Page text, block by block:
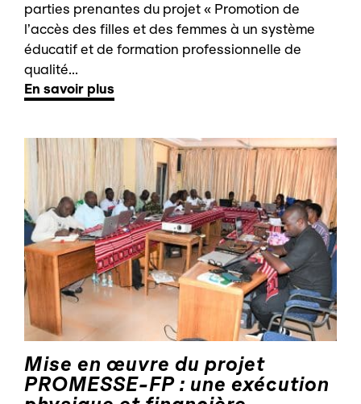
parties prenantes du projet « Promotion de
l’accès des filles et des femmes à un système
éducatif et de formation professionnelle de
qualité...
En savoir plus
Mise en œuvre du projet
PROMESSE-FP : une exécution